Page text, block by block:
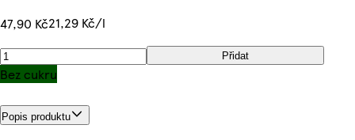
47,90 Kč21,29 Kč/l
Přidat
Bez cukru
Popis produktu